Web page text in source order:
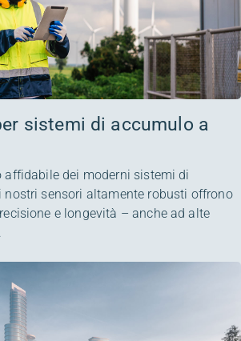
sistemi di accumulo a
affidabile dei moderni sistemi di
nostri sensori altamente robusti offrono
e longevità – anche ad alte